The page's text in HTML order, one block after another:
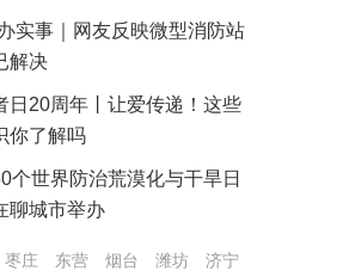
实事｜网友反映微型消防站
解决
日20周年丨让爱传递！这些
你了解吗
个世界防治荒漠化与干旱日
聊城市举办
枣庄 东营 烟台 潍坊
济宁